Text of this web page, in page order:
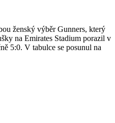
ženský výběr Gunners, který
na Emirates Stadium porazil v
5:0. V tabulce se posunul na